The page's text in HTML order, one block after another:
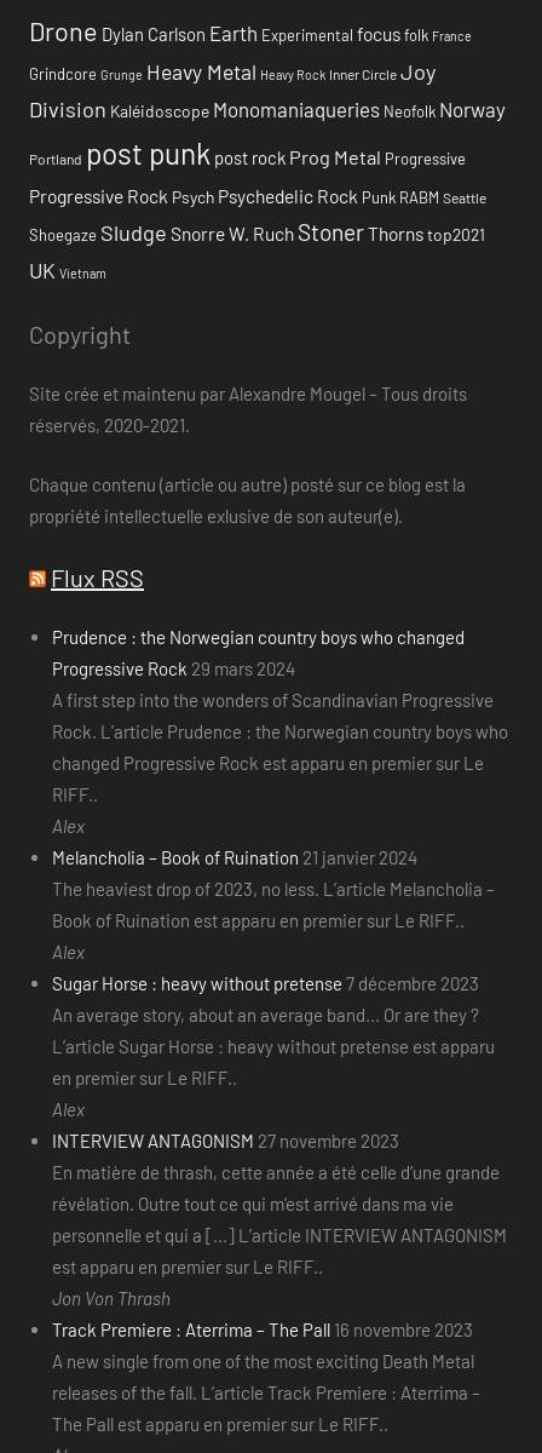
Drone Dylan Carlson Earth Experimental focusfolk France
Grindcore Grunge Heavy Metal Heavy Rock Inner Circle Joy
Division Kaléidoscope Monomaniaqueries Neofolk Norway
Portland post punk post rock Prog Metal Progressive
Progressive Rock Psych Psychedelic Rock Punk RABM Seattle
Shoegaze Sludge Snorre W. Ruch StonerThornstop2021
UK Vietnam
Copyright
Site crée et maintenu par Alexandre Mougel – Tous droits
réservés, 2020-2021.
Chaque contenu (article ou autre) posté sur ce blog est la
propriété intellectuelle exlusive de son auteur(e).
Flux RSS
Prudence : the Norwegian country boys who changed
Progressive Rock 29 mars 2024
A first step into the wonders of Scandinavian Progressive
Rock. L’article Prudence : the Norwegian country boys who
changed Progressive Rock est apparu en premier sur Le
RIFF..
Alex
Melancholia – Book of Ruination 21 janvier 2024
The heaviest drop of 2023, no less. L’article Melancholia –
Book of Ruination est apparu en premier sur Le RIFF..
Alex
Sugar Horse : heavy without pretense 7 décembre 2023
An average story, about an average band... Or are they ?
L’article Sugar Horse : heavy without pretense est apparu
en premier sur Le RIFF..
Alex
INTERVIEW ANTAGONISM 27 novembre 2023
En matière de thrash, cette année a été celle d’une grande
révélation. Outre tout ce qui m’est arrivé dans ma vie
personnelle et qui a [...] L’article INTERVIEW ANTAGONISM
est apparu en premier sur Le RIFF..
Jon Von Thrash
Track Premiere : Aterrima – The Pall 16 novembre 2023
A new single from one of the most exciting Death Metal
releases of the fall. L’article Track Premiere : Aterrima –
The Pall est apparu en premier sur Le RIFF..